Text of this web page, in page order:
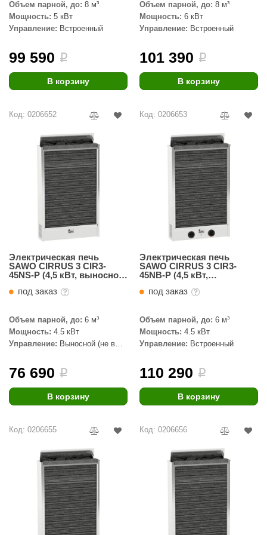
Объем парной, до: 8 м³
Мощность: 5 кВт
Управление: Встроенный
99 590 i
В корзину
Объем парной, до: 8 м³
Мощность: 6 кВт
Управление: Встроенный
101 390 i
В корзину
Код: 0206652
Электрическая печь
SAWO CIRRUS 3 CIR3-
45NS-P (4,5 кВт, выносной
под заказ
Объем парной, до: 6 м³
Мощность: 4.5 кВт
Управление: Выносной (не в
76 690 i
В корзину
Код: 0206653
Электрическая печь
SAWO CIRRUS 3 CIR3-
45NB-P (4,5 кВт,
нержавейка)
под заказ
Объем парной, до: 6 м³
Мощность: 4.5 кВт
Управление: Встроенный
110 290 i
В корзину
Код: 0206655 Код: 0206656